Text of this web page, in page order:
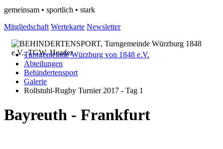
gemeinsam • sportlich • stark
Mitgliedschaft Wertekarte Newsletter
Turngemeinde Würzburg von 1848 e.V.
Abteilungen
Behindertensport
Galerie
Rollstuhl-Rugby Turnier 2017 - Tag 1
Bayreuth - Frankfurt